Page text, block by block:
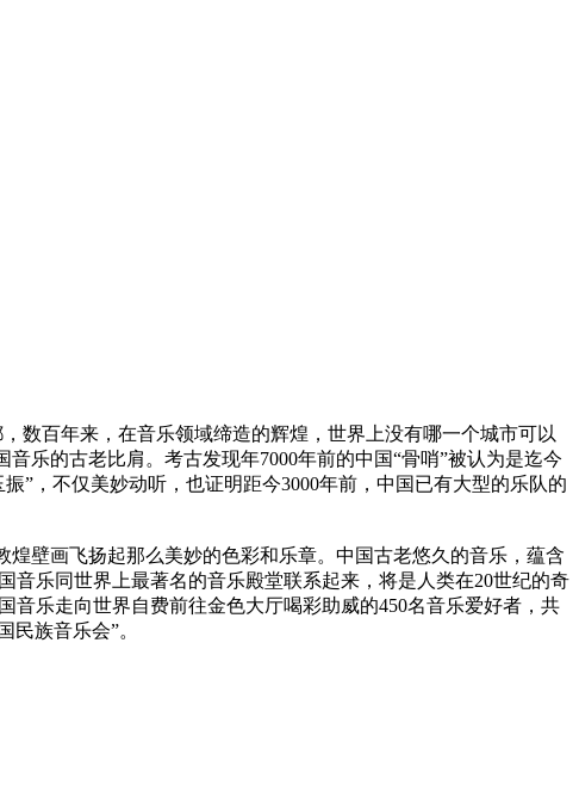
数百年来，在音乐领域缔造的辉煌，世界上没有哪一个城市可以
乐的古老比肩。考古发现年7000年前的中国“骨哨”被认为是迄今
”，不仅美妙动听，也证明距今3000年前，中国已有大型的乐队的
壁画飞扬起那么美妙的色彩和乐章。中国古老悠久的音乐，蕴含
乐同世界上最著名的音乐殿堂联系起来，将是人类在20世纪的奇
乐走向世界自费前往金色大厅喝彩助威的450名音乐爱好者，共
族音乐会”。